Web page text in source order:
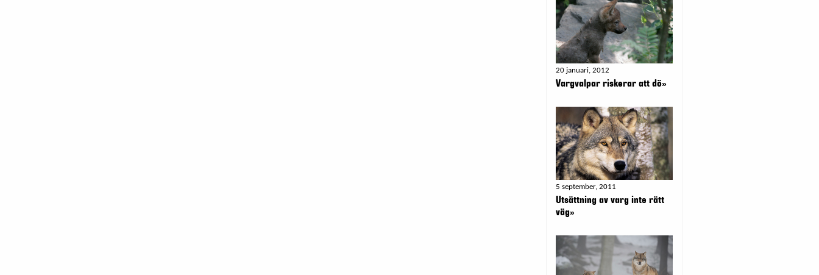
20 januari, 2012
Vargvalpar riskerar att dö»
5 september, 2011
Utsättning av varg inte rätt
väg»